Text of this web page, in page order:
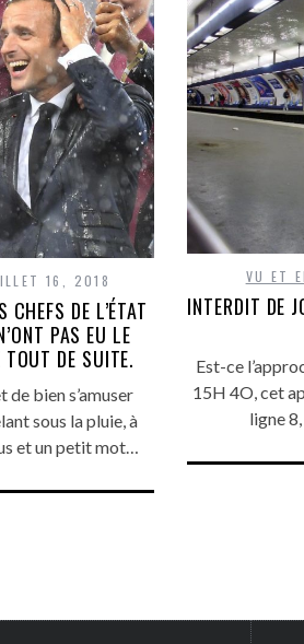
16, 2018
DE L’ÉTAT
PAS EU LE
DE SUITE.
de bien s’amuser
sous la pluie, à
et un petit mot…
VU ET
INTERDIT DE
Est-ce
15H 4O, cet
ligne